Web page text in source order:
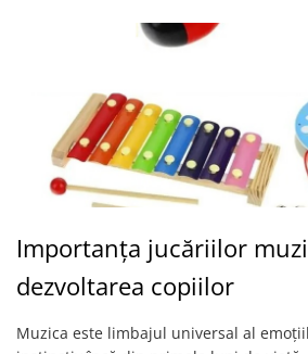
Importanța jucăriilor
dezvoltarea copiilor
Muzica este limbajul universal al